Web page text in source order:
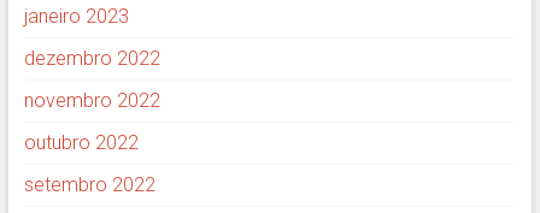
janeiro 2023
dezembro 2022
novembro 2022
outubro 2022
setembro 2022